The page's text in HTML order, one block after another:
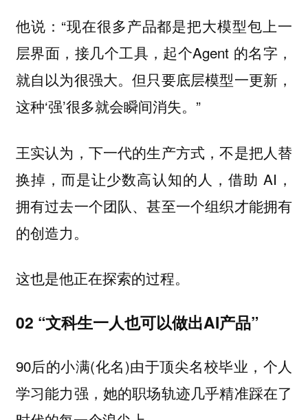
他说：“现在很多产品都是把大模型包上一
层界面，接几个工具，起个Agent 的名字，
就自以为很强大。但只要底层模型一更新，
这种‘强’很多就会瞬间消失。”
王实认为，下一代的生产方式，不是把人替
换掉，而是让少数高认知的人，借助 AI，
拥有过去一个团队、甚至一个组织才能拥有
的创造力。
这也是他正在探索的过程。
02 “文科生一人也可以做出AI产品”
90后的小满(化名)由于顶尖名校毕业，个人
学习能力强，她的职场轨迹几乎精准踩在了